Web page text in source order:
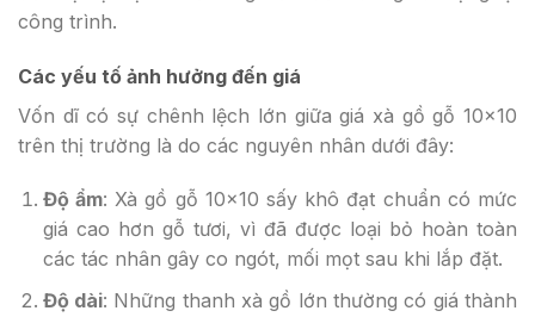
công trình.
Các yếu tố ảnh hưởng đến giá
Vốn dĩ có sự chênh lệch lớn giữa giá xà gồ gỗ 10×10
trên thị trường là do các nguyên nhân dưới đây:
Độ ẩm: Xà gồ gỗ 10×10 sấy khô đạt chuẩn có mức
giá cao hơn gỗ tươi, vì đã được loại bỏ hoàn toàn
các tác nhân gây co ngót, mối mọt sau khi lắp đặt.
Độ dài: Những thanh xà gồ lớn thường có giá thành